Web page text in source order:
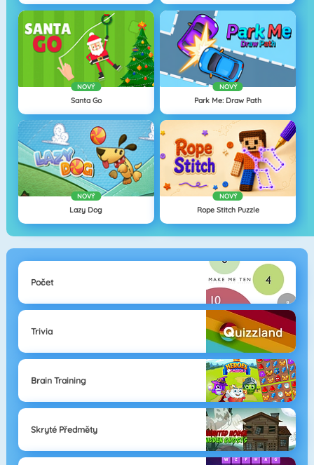
NOVÝ
Santa Go
NOVÝ
Park Me: Draw Path
NOVÝ
Lazy Dog
NOVÝ
Rope Stitch Puzzle
Počet
Trivia
Brain Training
Skryté Předměty